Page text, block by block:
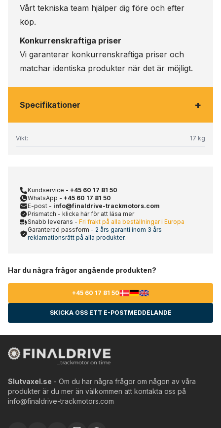
Vårt tekniska team hjälper dig före och efter
köp.
Konkurrenskraftiga priser
Vi garanterar konkurrenskraftiga priser och
matchar identiska produkter när det är möjligt.
Specifikationer +
Vikt: 17 kg
Kundservice - +45 60 17 81 50
WhatsApp - +45 60 17 81 50
E-post - info@finaldrive-trackmotors.com
Prismatch - klicka här för att läsa mer
Snabb leverans - Fri frakt på alla beställningar i Europa
Garanterad passform - 2 års garanti inom 3 års
reklamationsrätt på alla produkter.
Har du några frågor angående produkten?
+45 60 17 81 50
SKICKA OSS ETT E-POSTMEDDELANDE
Slutvaxel.se - Om du har några frågor om någon av våra
produkter är du mer än välkommen att kontakta oss på
info@finaldrive-trackmotors.com